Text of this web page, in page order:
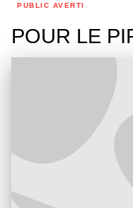
PUBLIC AVERTI
POUR LE